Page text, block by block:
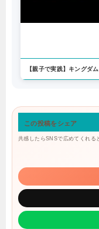
【親子で実践】キングダ
この投稿をシェア
共感したらSNSで広めてくれる